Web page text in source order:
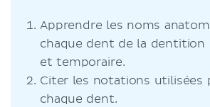
Apprendre les noms
chaque dent de la dentition
et temporaire.
Citer les notations utilisées
chaque dent.